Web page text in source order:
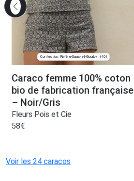
Confection: Rivière-Saas-et-Gourby (40)
Caraco femme 100% coton
bio de fabrication française
– Noir/Gris
Fleurs Pois et Cie
58€
Voir les 24 caracos